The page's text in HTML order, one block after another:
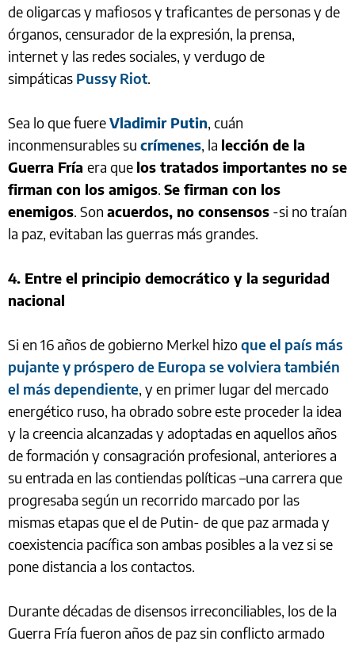
de oligarcas y mafiosos y traficantes de personas y de
órganos, censurador de la expresión, la prensa,
internet y las redes sociales, y verdugo de
simpáticas Pussy Riot.
Sea lo que fuereVladimir Putin, cuán
inconmensurables su crímenes, la lección de la
Guerra Fría era que los tratados importantes no se
firman con los amigos. Se firman con los
enemigos. Son acuerdos, no consensos -si no traían
la paz, evitaban las guerras más grandes.
4. Entre el principio democrático y la seguridad
nacional
Si en 16 años de gobierno Merkel hizoque el país más
pujante y próspero de Europa se volviera también
el más dependiente, y en primer lugar del mercado
energético ruso, ha obrado sobre este proceder la idea
y la creencia alcanzadas y adoptadas en aquellos años
de formación y consagración profesional, anteriores a
su entrada en las contiendas políticas –una carrera que
progresaba según un recorrido marcado por las
mismas etapas que el de Putin- de que paz armada y
coexistencia pacífica son ambas posibles a la vez si se
pone distancia a los contactos.
Durante décadas de disensos irreconciliables, los de la
Guerra Fría fueron años de paz sin conflicto armado